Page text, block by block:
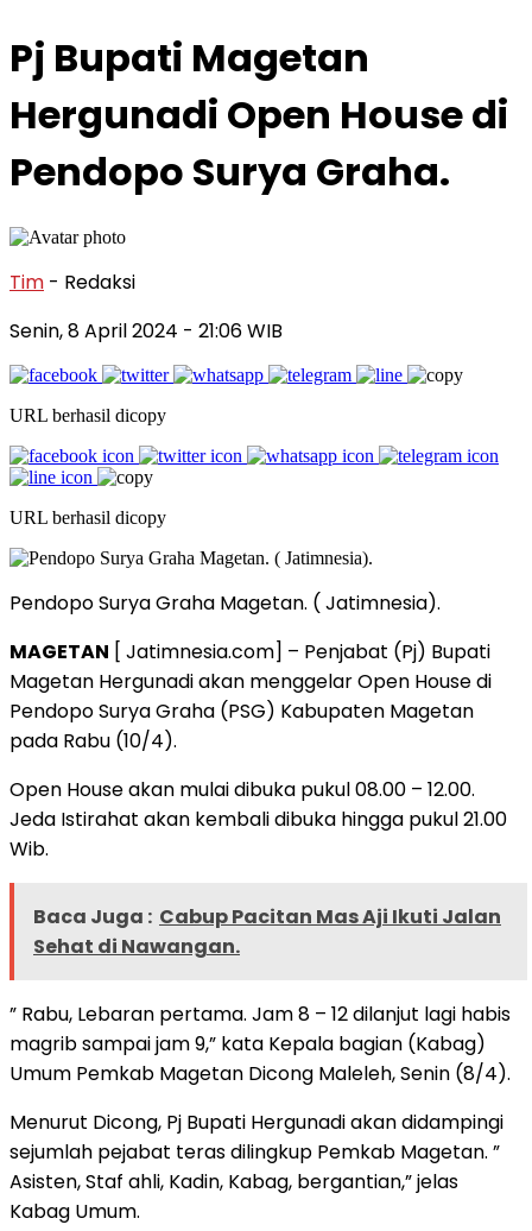
Pj Bupati Magetan
Hergunadi Open House di
Pendopo Surya Graha.
Tim - Redaksi
Senin, 8 April 2024 - 21:06 WIB
URL berhasil dicopy
URL berhasil dicopy
Pendopo Surya Graha Magetan. ( Jatimnesia).
MAGETAN [ Jatimnesia.com] – Penjabat (Pj) Bupati
Magetan Hergunadi akan menggelar Open House di
Pendopo Surya Graha (PSG) Kabupaten Magetan
pada Rabu (10/4).
Open House akan mulai dibuka pukul 08.00 – 12.00.
Jeda Istirahat akan kembali dibuka hingga pukul 21.00
Wib.
Baca Juga : Cabup Pacitan Mas Aji Ikuti Jalan
Sehat di Nawangan.
” Rabu, Lebaran pertama. Jam 8 – 12 dilanjut lagi habis
magrib sampai jam 9,” kata Kepala bagian (Kabag)
Umum Pemkab Magetan Dicong Maleleh, Senin (8/4).
Menurut Dicong, Pj Bupati Hergunadi akan didampingi
sejumlah pejabat teras dilingkup Pemkab Magetan. ”
Asisten, Staf ahli, Kadin, Kabag, bergantian,” jelas
Kabag Umum.